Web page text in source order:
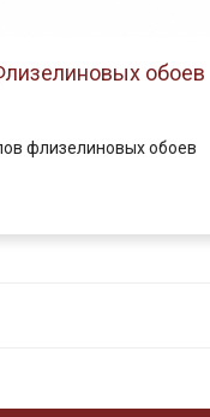
обоев
флизелиновых обоев